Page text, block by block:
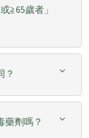
≧65歲者」
？
藥劑嗎？